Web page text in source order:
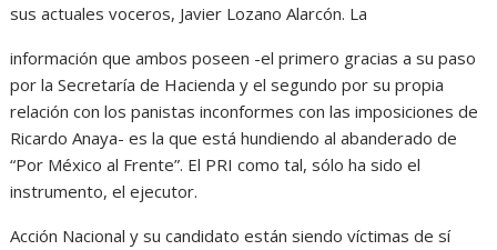
sus actuales voceros, Javier Lozano Alarcón. La
información que ambos poseen -el primero gracias a su paso
por la Secretaría de Hacienda y el segundo por su propia
relación con los panistas inconformes con las imposiciones de
Ricardo Anaya- es la que está hundiendo al abanderado de
“Por México al Frente”. El PRI como tal, sólo ha sido el
instrumento, el ejecutor.
Acción Nacional y su candidato están siendo víctimas de sí